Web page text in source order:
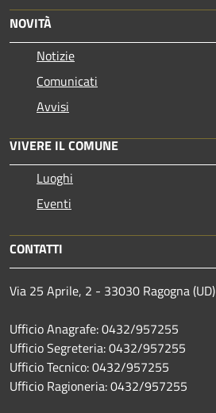
NOVITÀ
Notizie
Comunicati
Avvisi
VIVERE IL COMUNE
Luoghi
Eventi
CONTATTI
Via 25 Aprile, 2 - 33030 Ragogna (UD)
Ufficio Anagrafe: 0432/957255
Ufficio Segreteria: 0432/957255
Ufficio Tecnico: 0432/957255
Ufficio Ragioneria: 0432/957255